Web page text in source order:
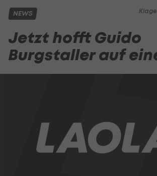
NEWS
Jetzt hofft Guido
Burgstaller auf